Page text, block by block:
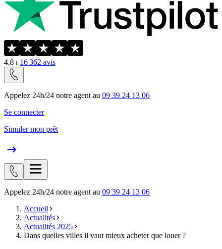
4,8 ⏐ 16 362 avis
Appelez 24h/24 notre agent au 09 39 24 13 06
Se connecter
Simuler mon prêt
Appelez 24h/24 notre agent au 09 39 24 13 06
Accueil
Actualités
Actualités 2025
Dans quelles villes il vaut mieux acheter que louer ?